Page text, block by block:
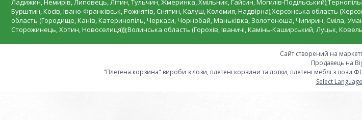
Ладижин, Немирів, Липовець, Літин, Тульчин, Жмеринка, Хмільник, Гайсин, Могилів-
Бурштин, Косів, Івано-Франківськ, Рожнятів, Снятин, Калуш, Коломия, Надвірна);Херсонська область
область (Городище, Канів, Катеринопіль, Черкаси, Чорнобай, Маньківка, Золотоноша, Чигирин, Сміла,
Сторожинець, Хотин, Новоселиця)));Волинська область (Горохів, Іваничі, Камінь-Каширський, Луцьк,
Сайт створений на
Продавець на
Select Language